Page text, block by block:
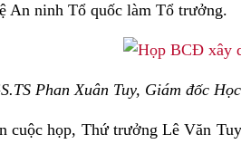
An ninh Tổ quốc làm Tổ trưởng.
Phan Xuân Tuy, Giám đốc
cuộc họp, Thứ trưởng Lê Văn